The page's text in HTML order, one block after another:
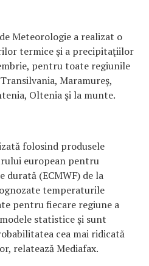
Meteorologie a realizat o
termice şi a precipitaţiilor
pentru toate regiunile
Maramureş,
Oltenia şi la munte.
folosind produsele
european pentru
durată (ECMWF) de la
temperaturile
pentru fiecare regiune a
statistice şi sunt
cea mai ridicată
relatează Mediafax.